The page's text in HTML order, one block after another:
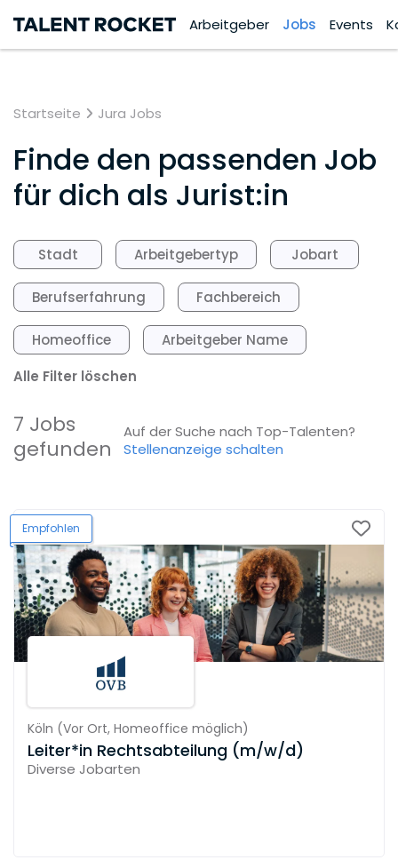
Arbeitgeber Jobs Events
Startseite Jura Jobs
Finde den passenden Job
für dich als Jurist:in
Stadt Arbeitgebertyp Jobart
Berufserfahrung Fachbereich
Homeoffice
Arbeitgeber Name
Alle Filter löschen
7 Jobs
gefunden
Auf der Suche nach Top-Talenten?
Stellenanzeige schalten
Empfohlen
Köln (Vor Ort, Homeoffice möglich)
Leiter*in Rechtsabteilung (m/w/d)
Diverse Jobarten